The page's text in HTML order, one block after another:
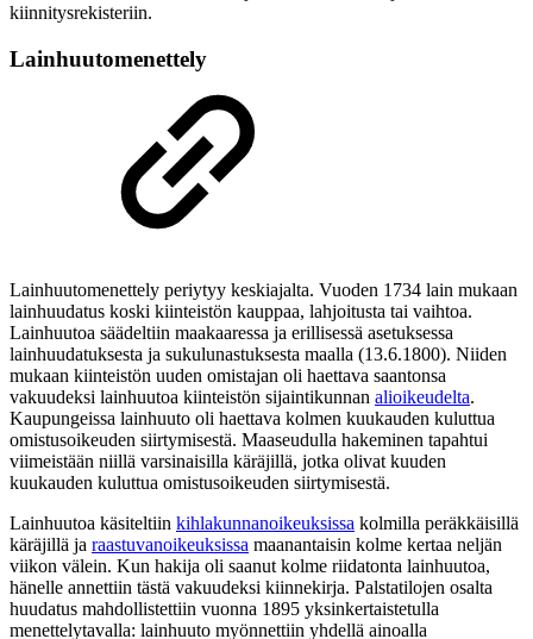
kiinnitysrekisteriin.
Lainhuutomenettely
Lainhuutomenettely periytyy keskiajalta. Vuoden 1734 lain mukaan
lainhuudatus koski kiinteistön kauppaa, lahjoitusta tai vaihtoa.
Lainhuutoa säädeltiin maakaaressa ja erillisessä asetuksessa
lainhuudatuksesta ja sukulunastuksesta maalla (13.6.1800). Niiden
mukaan kiinteistön uuden omistajan oli haettava saantonsa
vakuudeksi lainhuutoa kiinteistön sijaintikunnan alioikeudelta.
Kaupungeissa lainhuuto oli haettava kolmen kuukauden kuluttua
omistusoikeuden siirtymisestä. Maaseudulla hakeminen tapahtui
viimeistään niillä varsinaisilla käräjillä, jotka olivat kuuden
kuukauden kuluttua omistusoikeuden siirtymisestä.
Lainhuutoa käsiteltiin kihlakunnanoikeuksissa kolmilla peräkkäisillä
käräjillä ja raastuvanoikeuksissa maanantaisin kolme kertaa neljän
viikon välein. Kun hakija oli saanut kolme riidatonta lainhuutoa,
hänelle annettiin tästä vakuudeksi kiinnekirja. Palstatilojen osalta
huudatus mahdollistettiin vuonna 1895 yksinkertaistetulla
menettelytavalla: lainhuuto myönnettiin yhdellä ainoalla